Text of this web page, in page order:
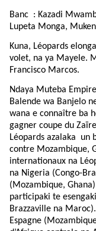
Banc : Kazadi
Lupeta Monga,
Kuna, Léopards
volet, na ya Mayele.
Francisco Marcos.
Ndaya Muteba
Balende wa Banjelo
wana e connaître ba
gagner coupe du
Léopards azalaka un
contre Mozambique,
internationaux na
na Nigeria (Congo-
(Mozambique,
participaki te
Brazzaville na
Espagne